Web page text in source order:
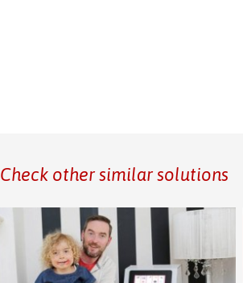
Check other similar solutions